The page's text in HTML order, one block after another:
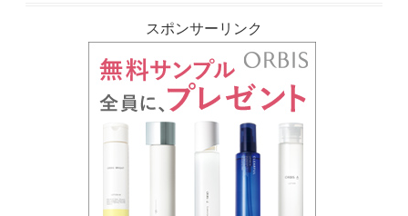
スポンサーリンク